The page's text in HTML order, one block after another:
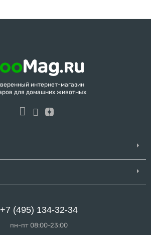
интернет-магазин
для домашних животных
+7 (495) 134-32-34
пн-пт 08:00-23:00